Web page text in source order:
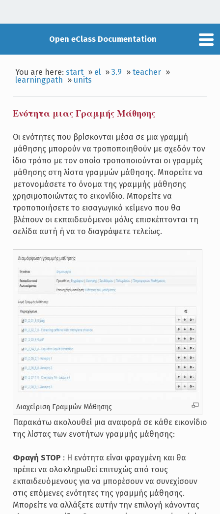
Open eClass Documentation
You are here:start » el »3.9 »teacher »
learningpath » units
Ενότητα μιας Γραμμής Μάθησης
Οι ενότητες που βρίσκονται μέσα σε μια γραμμή
μάθησης μπορούν να τροποποιηθούν με σχεδόν τον
ίδιο τρόπο με τον οποίο τροποποιούνται οι γραμμές
μάθησης στη λίστα γραμμών μάθησης. Μπορείτε να
μετονομάσετε το όνομα της γραμμής μάθησης
χρησιμοποιώντας το εικονίδιο. Μπορείτε να
τροποποιήσετε το εισαγωγικό κείμενο που θα
βλέπουν οι εκπαιδευόμενοι μόλις επισκέπτονται τη
σελίδα αυτή ή να το διαγράψετε τελείως.
Διαχείριση Γραμμών Μάθησης
Παρακάτω ακολουθεί μια αναφορά σε κάθε εικονίδιο
της λίστας των ενοτήτων γραμμής μάθησης:
Φραγή STOP : Η ενότητα είναι φραγμένη και θα
πρέπει να ολοκληρωθεί επιτυχώς από τους
εκπαιδευόμενους για να μπορέσουν να συνεχίσουν
στις επόμενες ενότητες της γραμμής μάθησης.
Μπορείτε να αλλάξετε αυτήν την επιλογή κάνοντας